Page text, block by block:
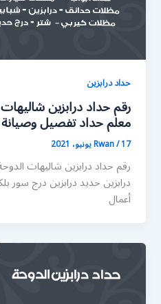
حداد درابزين
معلم حداد تفصيل وصيانة
Rwan/17 يونيو، 2021
رقم حداد درابزين شاليهات
درابزين حديد درابزين درج سور
أعمال